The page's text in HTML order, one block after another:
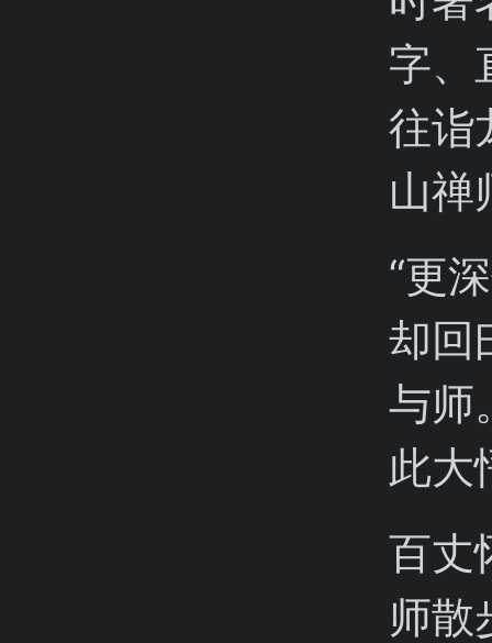
字、
往诣
山禅
“更
却回
与师
此大
百丈
师散